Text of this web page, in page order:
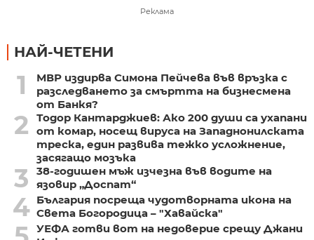
Реклама
НАЙ-ЧЕТЕНИ
1
МВР издирва Симона Пейчева във връзка с
разследването за смъртта на бизнесмена
от Банкя?
2
Тодор Кантарджиев: Ако 200 души са ухапани
от комар, носещ вируса на Западнонилската
треска, един развива тежко усложнение,
засягащо мозъка
3
38-годишен мъж изчезна във водите на
язовир „Доспат“
4 България посреща чудотворната икона на
Света Богородица – "Хавайска"
УЕФА готви вот на недоверие срещу Джани